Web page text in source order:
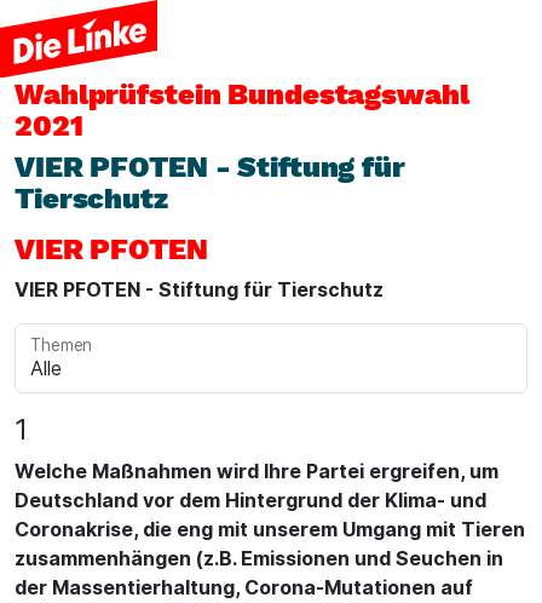
Wahlprüfstein Bundestagswahl
2021
VIER PFOTEN - Stiftung für
Tierschutz
VIER PFOTEN
VIER PFOTEN - Stiftung für Tierschutz
Themen
1
Welche Maßnahmen wird Ihre Partei ergreifen, um
Deutschland vor dem Hintergrund der Klima- und
Coronakrise, die eng mit unserem Umgang mit Tieren
zusammenhängen (z.B. Emissionen und Seuchen in
der Massentierhaltung, Corona-Mutationen auf